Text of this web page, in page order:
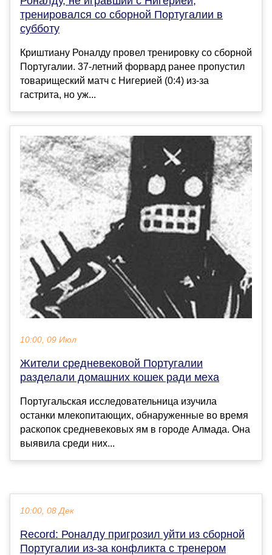
тренировался со сборной Португалии в
субботу
Криштиану Роналду провел тренировку со сборной
Португалии. 37-летний форвард ранее пропустил
товарищеский матч с Нигерией (0:4) из-за
гастрита, но уж...
10:00, 09 Июл
Жители средневековой Португалии
разделали домашних кошек ради меха
Португальская исследовательница изучила
останки млекопитающих, обнаруженные во время
раскопок средневековых ям в городе Алмада. Она
выявила среди них...
10:00, 08 Дек
Record: Роналду пригрозил уйти из сборной
Португалии из-за конфликта с тренером